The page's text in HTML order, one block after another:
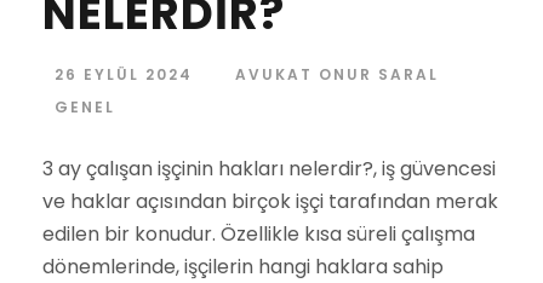
NELERDİR?
26 EYLÜL 2024
AVUKAT ONUR SARAL
GENEL
3 ay çalışan işçinin hakları nelerdir?, iş güvencesi
ve haklar açısından birçok işçi tarafından merak
edilen bir konudur. Özellikle kısa süreli çalışma
dönemlerinde, işçilerin hangi haklara sahip